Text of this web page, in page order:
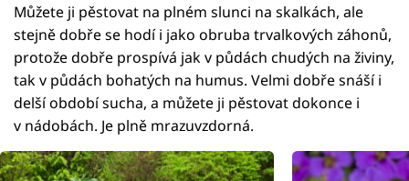
Můžete ji pěstovat na plném slunci na skalkách, ale
stejně dobře se hodí i jako obruba trvalkových záhonů,
protože dobře prospívá jak v půdách chudých na živiny,
tak v půdách bohatých na humus. Velmi dobře snáší i
delší období sucha, a můžete ji pěstovat dokonce i
v nádobách. Je plně mrazuvzdorná.